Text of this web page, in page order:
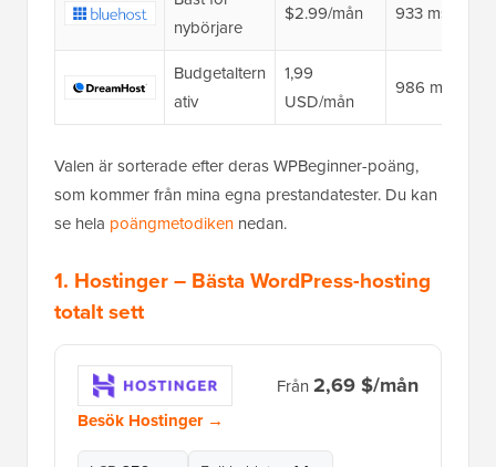
nybörjare
$2.99/mån 933 ms
Budgetaltern
ativ
1,99
USD/mån
986 ms
Valen är sorterade efter deras WPBeginner-poäng,
som kommer från mina egna prestandatester. Du kan
se hela poängmetodiken nedan.
1. Hostinger– Bästa WordPress-hosting
totalt sett
Från 2,69 $/mån
Besök Hostinger →